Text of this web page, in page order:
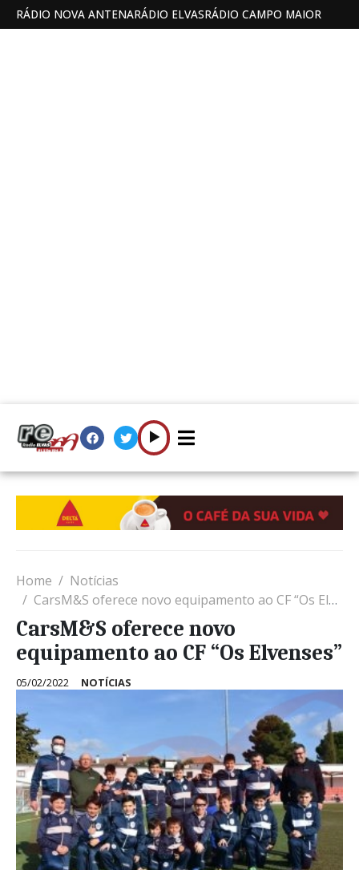
RÁDIO NOVA ANTENARÁDIO ELVASRÁDIO CAMPO MAIOR
Home
Notícias
CarsM&S oferece novo equipamento ao CF “Os Elvenses”
CarsM&S oferece novo
equipamento ao CF “Os Elvenses”
05/02/2022 NOTÍCIAS